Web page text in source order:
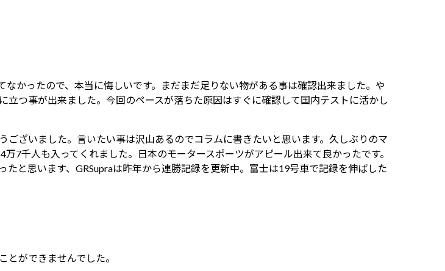
なかったので、本当に悔しいです。まだまだ足りない物がある事は確認出来ました。や
立つ事が出来ました。今回のペースが落ちた原因はすぐに確認して国内テストに活かし
ございました。言いたい事は沢山あるのでコラムに書きたいと思います。久しぶりのマ
万7千人も入ってくれました。日本のモータースポーツがアピール出来て良かったです。
たと思います、GRSupraは昨年から連勝記録を更新中。富士は19号車で記録を伸ばした
とができませんでした。